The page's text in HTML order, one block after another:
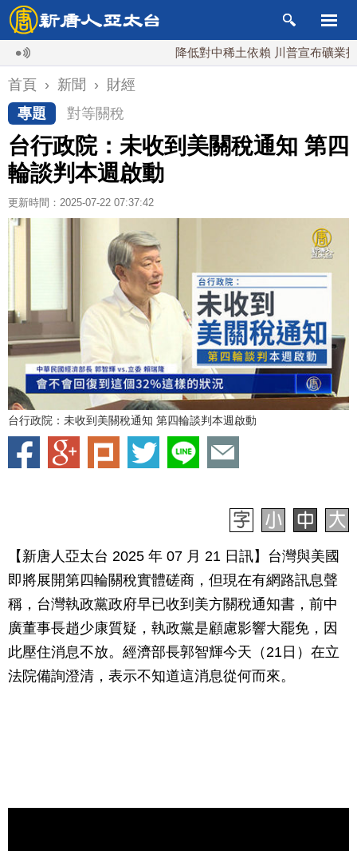
降低對中稀土依賴 川普宣布礦業投資20
首頁 › 新聞 › 財經
專題
對等關稅
台行政院：未收到美關稅通知 第四
輪談判本週啟動
更新時間：2025-07-22 07:37:42
台行政院：未收到美關稅通知 第四輪談判本週啟動
【新唐人亞太台 2025 年 07 月 21 日訊】台灣與美國
即將展開第四輪關稅實體磋商，但現在有網路訊息聲
稱，台灣執政黨政府早已收到美方關稅通知書，前中
廣董事長趙少康質疑，執政黨是顧慮影響大罷免，因
此壓住消息不放。經濟部長郭智輝今天（21日）在立
法院備詢澄清，表示不知道這消息從何而來。